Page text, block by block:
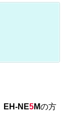
EH-NE5Mの方